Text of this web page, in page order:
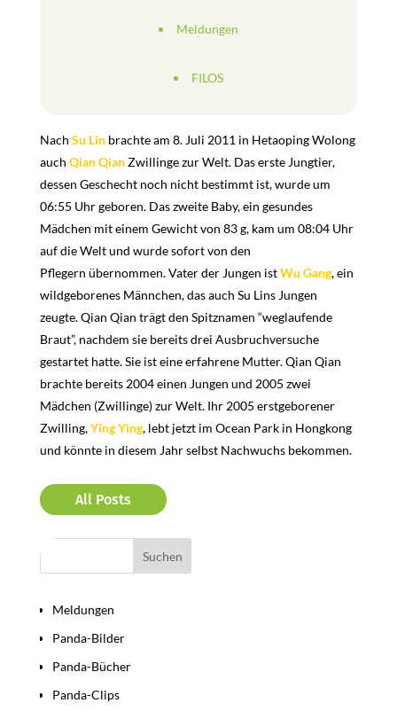
Meldungen
FILOS
Nach Su Linbrachte am 8. Juli 2011 in Hetaoping Wolong
auch Qian QianZwillinge zur Welt. Das erste Jungtier,
dessen Geschecht noch nicht bestimmt ist, wurde um
06:55 Uhr geboren. Das zweite Baby, ein gesundes
Mädchen mit einem Gewicht von 83 g, kam um 08:04 Uhr
auf die Welt und wurde sofort von den
Pflegern übernommen. Vater der Jungen istWu Gang, ein
wildgeborenes Männchen, das auch Su Lins Jungen
zeugte. Qian Qian trägt den Spitznamen “weglaufende
Braut”, nachdem sie bereits drei Ausbruchversuche
gestartet hatte. Sie ist eine erfahrene Mutter. Qian Qian
brachte bereits 2004 einen Jungen und 2005 zwei
Mädchen (Zwillinge) zur Welt. Ihr 2005 erstgeborener
Zwilling,Ying Ying, lebt jetzt im Ocean Park in Hongkong
und könnte in diesem Jahr selbst Nachwuchs bekommen.
All Posts
Meldungen
Panda-Bilder
Panda-Bücher
Panda-Clips